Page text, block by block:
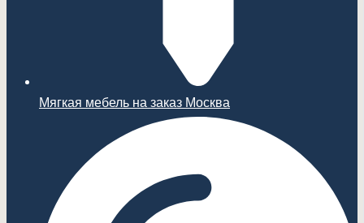
Мягкая мебель на заказ Москва